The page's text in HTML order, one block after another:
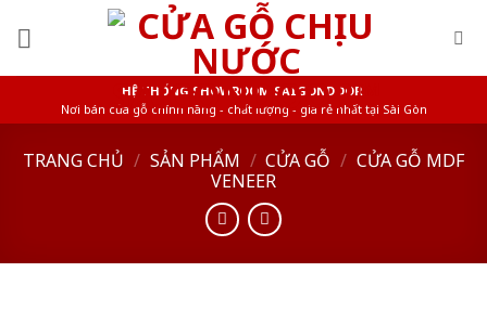
HỆ THỐNG SHOWROOM SAIGONDOOR
Nơi bán cửa gỗ chính hãng - chất lượng - giá rẻ nhất tại Sài Gòn
TRANG CHỦ / SẢN PHẨM / CỬA GỖ / CỬA GỖ MDF
VENEER